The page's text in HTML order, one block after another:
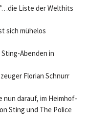
Liste der Welthits
sich mühelos
Abenden in
Florian Schnurr
nun darauf, im Heimhof-
Sting und The Police